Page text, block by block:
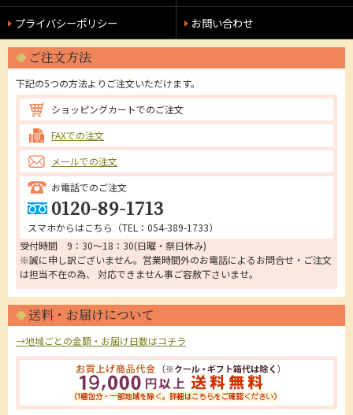
プライバシーポリシー お問い合わせ
ご注文方法
下記の5つの方法よりご注文いただけます。
ショッピングカートでのご注文
FAXでの注文
メールでの注文
お電話でのご注文
0120-89-1713
スマホからはこちら（TEL：054-389-1733）
受付時間 9：30～18：30(日曜・祭日休み)
※誠に申し訳ございません。営業時間外のお電話によるお問合せ・ご注文
は担当不在の為、 対応できません事ご容赦下さいませ。
送料・お届けについて
→地域ごとの金額・お届け日数はコチラ